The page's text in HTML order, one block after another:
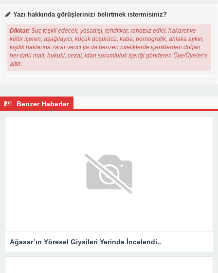
Yazı hakkında görüşlerinizi belirtmek istermisiniz?
Dikkat! Suç teşkil edecek, yasadışı, tehditkar, rahatsız edici, hakaret ve
küfür içeren, aşağılayıcı, küçük düşürücü, kaba, pornografik, ahlaka aykırı,
kişilik haklarına zarar verici ya da benzeri niteliklerde içeriklerden doğan
her türlü mali, hukuki, cezai, idari sorumluluk içeriği gönderen Üye/Üyeler’e
aittir.
Benzer Haberler
Ağasar’ın Yöresel Giysileri Yerinde İncelendi..